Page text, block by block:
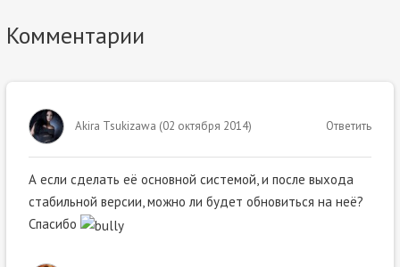
Комментарии
Akira Tsukizawa (02 октября 2014) Ответить
А если сделать её основной системой, и после выхода
стабильной версии, можно ли будет обновиться на неё?
Спасибо